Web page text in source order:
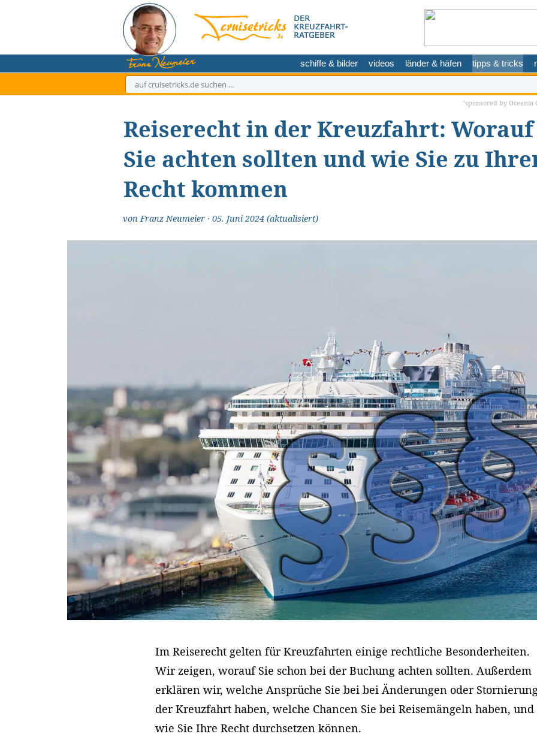
schiffe & bilder videos länder & häfen tipps & tricks
"sponsored by Oceania
Reiserecht in der Kreuzfahrt: Worauf
Sie achten sollten und wie Sie zu
Recht kommen
vonFranz Neumeier· 05. Juni 2024(aktualisiert)
Im Reiserecht gelten für Kreuzfahrten einige rechtliche Besonderheiten.
Wir zeigen, worauf Sie schon bei der Buchung achten sollten. Außerdem
erklären wir, welche Ansprüche Sie bei bei Änderungen oder
der Kreuzfahrt haben, welche Chancen Sie bei Reisemängeln haben, und
wie Sie Ihre Recht durchsetzen können.